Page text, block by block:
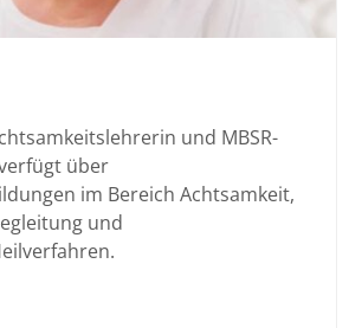
und MBSR-
über
im Bereich Achtsamkeit,
und